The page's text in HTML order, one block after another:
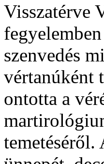
Visszatérve
szenvedés
vértanúként
ontotta a
temetéséről.